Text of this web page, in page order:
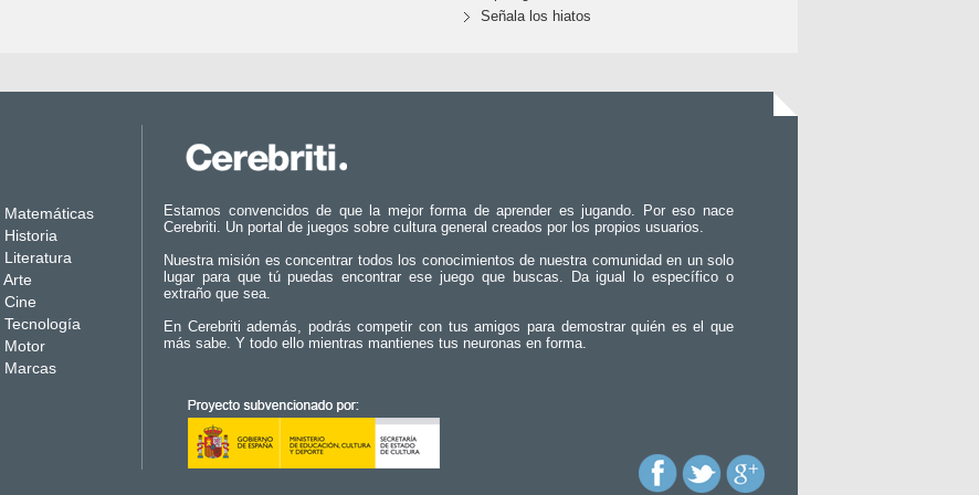
Señala los hiatos
Matemáticas
Historia
Literatura
Arte
Cine
Tecnología
Motor
Marcas
Estamos convencidos de que la mejor forma de aprender es jugando. Por eso nace
Cerebriti. Un portal de juegos sobre cultura general creados por los propios usuarios.
Nuestra misión es concentrar todos los conocimientos de nuestra comunidad en un solo
lugar para que tú puedas encontrar ese juego que buscas. Da igual lo específico o
extraño que sea.
En Cerebriti además, podrás competir con tus amigos para demostrar quién es el que
más sabe. Y todo ello mientras mantienes tus neuronas en forma.